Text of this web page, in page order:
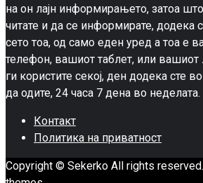
на он лајн информирањето, затоа
читате и да се информирате,
сето тоа, од само еден уред а тоа е
телефон, вашиот таблет, или вашиот
ги користите секој, ден додека сте
да одите, 24 часа 7 дена во неделата.
Контакт
Политика на приватност
Copyright © Sekerko All rights reserved.